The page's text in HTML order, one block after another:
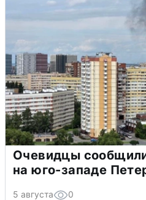
Очевидцы
на юго-западе
5 августа 0